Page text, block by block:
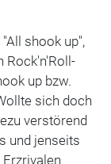
shook up",
Rock'n'Roll-
up bzw.
sich doch
verstörend
und jenseits